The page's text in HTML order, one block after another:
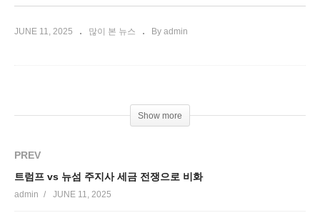
JUNE 11, 2025 많이 본 뉴스 By admin
Show more
PREV
트럼프 vs 뉴섬 주지사 세금 전쟁으로 비화
admin JUNE 11, 2025